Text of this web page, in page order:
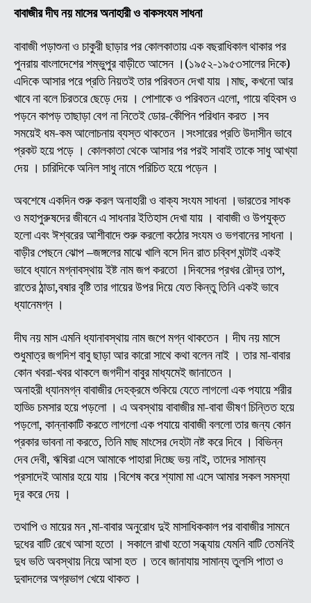
ও
(
বাবাজীর দীঘ নয় মাসের অনাহারী ও বাকসংযম সাধনা
বাবাজী পড়াশুনা ও চাকুরী ছাড়ার পর কোলকাতায় এক বছরাধিকাল থাকার পর
পুনরায় বাংলাদেশের শম্ভুপুর বাড়ীতে আসেন ।(১৯৫২-১৯৫৩সালের দিকে)
এদিকে আসার পরে প্রতি নিয়তই তার পরিবতন দেখা যায় ।মাছ, কখনো আর
খাবে না বলে চিরতরে ছেড়ে দেয় । পোশাকে ও পরিবতন এলো, গায়ে বহিবস ও
পড়নে কাপড় তাছাড়া বেগ না নিতেই ডোর-কেীপিন পরিধান করত ।সব
সময়েই ধম-কম আলোচনায় ব্যস্ত থাকতেন ।সংসারের প্রতি উদাসীন ভাবে
প্রকট হয়ে পড়ে । কোলকাতা থেকে আসার পর পরই সাবাই তাকে সাধু আখ্যা
দেয় । চারিদিকে অনিল সাধু নামে পরিচিত হয়ে পড়েন ।
অবশেষে একদিন শুরু করল অনাহারী ও বাক্য সংযম সাধনা ।ভারতের সাধক
ও মহাপুরুষদের জীবনে এ সাধনার ইতিহাস দেখা যায় । বাবাজী ও উপযুক্ত
হলো এবং ঈশ্বরের আশীবাদে শুরু করলো কঠোর সংযম ও ভগবানের সাধনা ।
বাড়ীর পেছনে ঝোপ –জঙ্গলের মাঝে খালি বসে দিন রাত চব্বিশ ঘন্টাই একই
ভাবে ধ্যানে মগ্নাবস্থায় ইষ্ট নাম জপ করতো ।দিবসের প্রখর রৌদ্র তাপ,
রাতের ঠান্ডা,বষার বৃষ্টি তার গায়ের উপর দিয়ে যেত কিন্তু তিনি একই ভাবে
ধ্যানেমগ্ন ।
দীঘ নয় মাস এমনি ধ্যানাবস্থায় নাম জপে মগ্ন থাকতেন । দীঘ নয় মাসে
শুধুমাত্র জগদিশ বাবু ছাড়া আর কারো সাথে কথা বলেন নাই । তার মা-বাবার
কোন খবরা-খবর থাকলে জগদীশ বাবুর মাধ্যমেই জানাতেন ।
অনাহরী ধ্যানমগ্ন বাবাজীর দেহক্রমে শুকিয়ে যেতে লাগলো এক পযায়ে শরীর
হাড্ডি চমসার হয়ে পড়লো । এ অবস্থায় বাবাজীর মা-বাবা ভীষণ চিন্তিত হয়ে
পড়লো, কান্নাকাটি করতে লাগলো এক পযায়ে বাবাজী বললো তার জন্য কোন
প্রকার ভাবনা না করতে, তিনি মাছ মাংসের দেহটা নষ্ট করে দিবে । বিভিন্ন
দেব দেবী, ঋষিরা এসে আমাকে পাহারা দিচ্ছে ভয় নাই, তাদের সামান্য
প্রসাদেই আমার হয়ে যায় ।বিশেষ করে শ্যামা মা এসে আমার সকল সমস্যা
দূর করে দেয় ।
তথাপি ও মায়ের মন ,মা-বাবার অনুরোধ দুই মাসাধিককাল পর বাবাজীর সামনে
দুধের বাটি রেখে আসা হতো । সকালে রাখা হতো সন্ধ্যায় যেমনি বাটি তেমনিই
দুধ ভতি অবস্থায় নিয়ে আসা হত । তবে জানাযায় সামান্য তুলসি পাতা ও
দুবাদলের অগ্রভাগ খেয়ে থাকত ।